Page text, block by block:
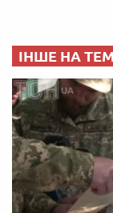
ІНШЕ НА